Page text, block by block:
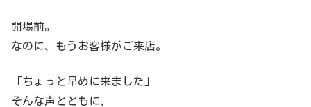
開場前。
なのに、もうお客様がご来店。
「ちょっと早めに来ました」
そんな声とともに、